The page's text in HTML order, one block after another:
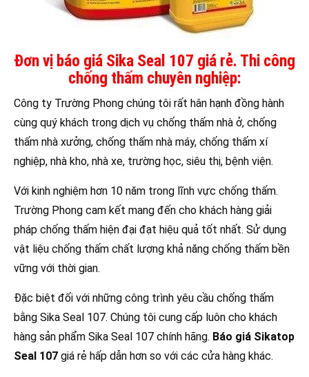
Đơn vị báo giá Sika Seal 107 giá rẻ. Thi công
chống thấm chuyên nghiệp:
Công ty Trường Phong chúng tôi rất hân hạnh đồng hành
cùng quý khách trong dịch vụ chống thấm nhà ở, chống
thấm nhà xưởng, chống thấm nhà máy, chống thấm xí
nghiệp, nhà kho, nhà xe, trường học, siêu thị, bệnh viện.
Với kinh nghiệm hơn 10 năm trong lĩnh vực chống thấm.
Trường Phong cam kết mang đến cho khách hàng giải
pháp chống thấm hiện đại đạt hiệu quả tốt nhất. Sử dụng
vật liệu chống thấm chất lượng khả năng chống thấm bền
vững với thời gian.
Đặc biệt đối với những công trình yêu cầu chống thấm
bằng Sika Seal 107. Chúng tôi cung cấp luôn cho khách
hàng sản phẩm Sika Seal 107 chính hãng. Báo giá Sikatop
Seal 107 giá rẻ hấp dẫn hơn so với các cửa hàng khác.